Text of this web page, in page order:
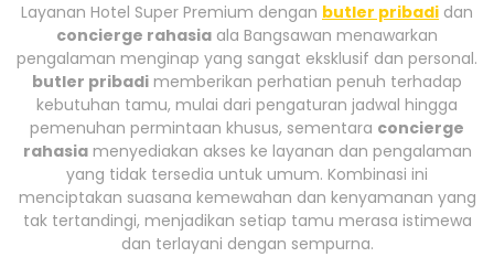
Layanan Hotel Super Premium dengan butler pribadi dan
concierge rahasia ala Bangsawan menawarkan
pengalaman menginap yang sangat eksklusif dan personal.
butler pribadi memberikan perhatian penuh terhadap
kebutuhan tamu, mulai dari pengaturan jadwal hingga
pemenuhan permintaan khusus, sementara concierge
rahasiamenyediakan akses ke layanan dan pengalaman
yang tidak tersedia untuk umum. Kombinasi ini
menciptakan suasana kemewahan dan kenyamanan yang
tak tertandingi, menjadikan setiap tamu merasa istimewa
dan terlayani dengan sempurna.